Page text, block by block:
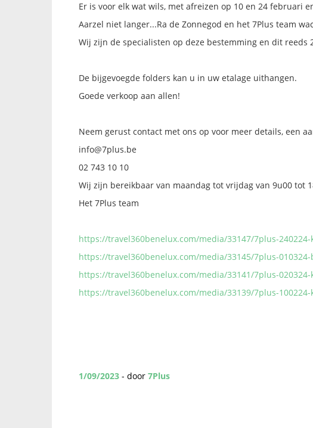
Er is voor elk wat wils, met afreizen op 10 en 24 februari
Aarzel niet langer...Ra de Zonnegod en het 7Plus team
Wij zijn de specialisten op deze bestemming en dit reeds
De bijgevoegde folders kan u in uw etalage uithangen.
Goede verkoop aan allen!
Neem gerust contact met ons op voor meer details, een
info@7plus.be
02 743 10 10
Wij zijn bereikbaar van maandag tot vrijdag van 9u00 tot
Het 7Plus team
https://travel360benelux.com/media/33147/7plus-
https://travel360benelux.com/media/33145/7plus-
https://travel360benelux.com/media/33141/7plus-
https://travel360benelux.com/media/33139/7plus-
1/09/2023 - door 7Plus